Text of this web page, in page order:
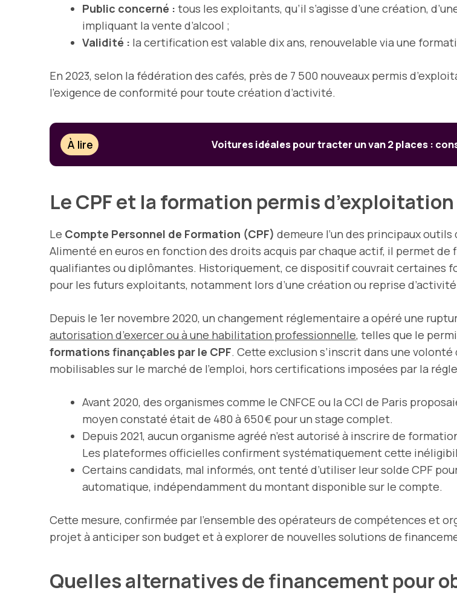
Public concerné : tous les exploitants, qu’il s’agisse d’une création,
impliquant la vente d’alcool ;
Validité : la certification est valable dix ans, renouvelable via une
En 2023, selon la fédération des cafés, près de 7 500 nouveaux permis
l’exigence de conformité pour toute création d’activité.
À lire Voitures idéales pour tracter un van 2 places :
Le CPF et la formation permis
Le Compte Personnel de Formation (CPF) demeure l’un des principaux
Alimenté en euros en fonction des droits acquis par chaque actif, il permet
qualifiantes ou diplômantes. Historiquement, ce dispositif couvrait certaines
pour les futurs exploitants, notamment lors d’une création ou reprise
Depuis le 1er novembre 2020, un changement réglementaire a opéré une
autorisation d’exercer ou à une habilitation professionnelle, telles que le
formations finançables par le CPF. Cette exclusion s’inscrit dans une
mobilisables sur le marché de l’emploi, hors certifications imposées par la
Avant 2020, des organismes comme le CNFCE ou la CCI de Paris
moyen constaté était de 480 à 650 € pour un stage complet.
Depuis 2021, aucun organisme agréé n’est autorisé à inscrire de
Les plateformes officielles confirment systématiquement cette
Certains candidats, mal informés, ont tenté d’utiliser leur solde CPF
automatique, indépendamment du montant disponible sur le compte.
Cette mesure, confirmée par l’ensemble des opérateurs de compétences et
projet à anticiper son budget et à explorer de nouvelles solutions de
Quelles alternatives de financement pour